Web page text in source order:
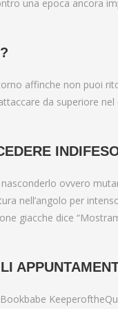
una epoca ancora
affinche non puoi
da superiore
ovvero
nell’angolo per
giacche dice